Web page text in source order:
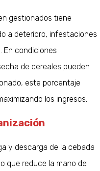
gestionados tiene
a deterioro, infestaciones
En condiciones
de cereales pueden
este porcentaje
los ingresos.
y descarga de la cebada
que reduce la mano de